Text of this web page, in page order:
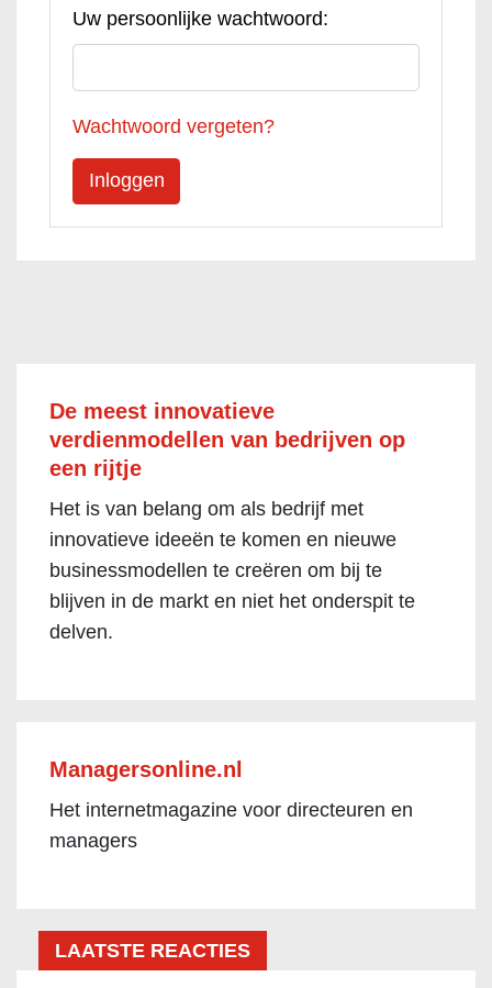
Uw persoonlijke wachtwoord:
Wachtwoord vergeten?
De meest innovatieve
verdienmodellen van bedrijven op
een rijtje
Het is van belang om als bedrijf met
innovatieve ideeën te komen en nieuwe
businessmodellen te creëren om bij te
blijven in de markt en niet het onderspit te
delven.
Managersonline.nl
Het internetmagazine voor directeuren en
managers
LAATSTE REACTIES